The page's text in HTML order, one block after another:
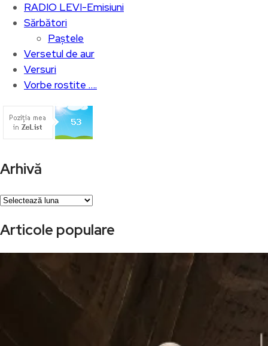
RADIO LEVI-Emisiuni
Sărbători
Paștele
Versetul de aur
Versuri
Vorbe rostite ….
Arhivă
Arhivă
Articole populare